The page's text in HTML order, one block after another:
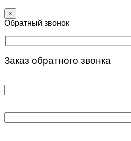
×
Обратный звонок
Заказ обратного звонка